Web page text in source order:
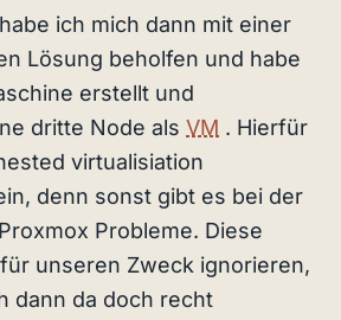
ich mich dann mit einer
Lösung beholfen und habe
erstellt und
dritte Node als VM . Hierfür
virtualisiation
denn sonst gibt es bei der
Probleme. Diese
unseren Zweck ignorieren,
dann da doch recht